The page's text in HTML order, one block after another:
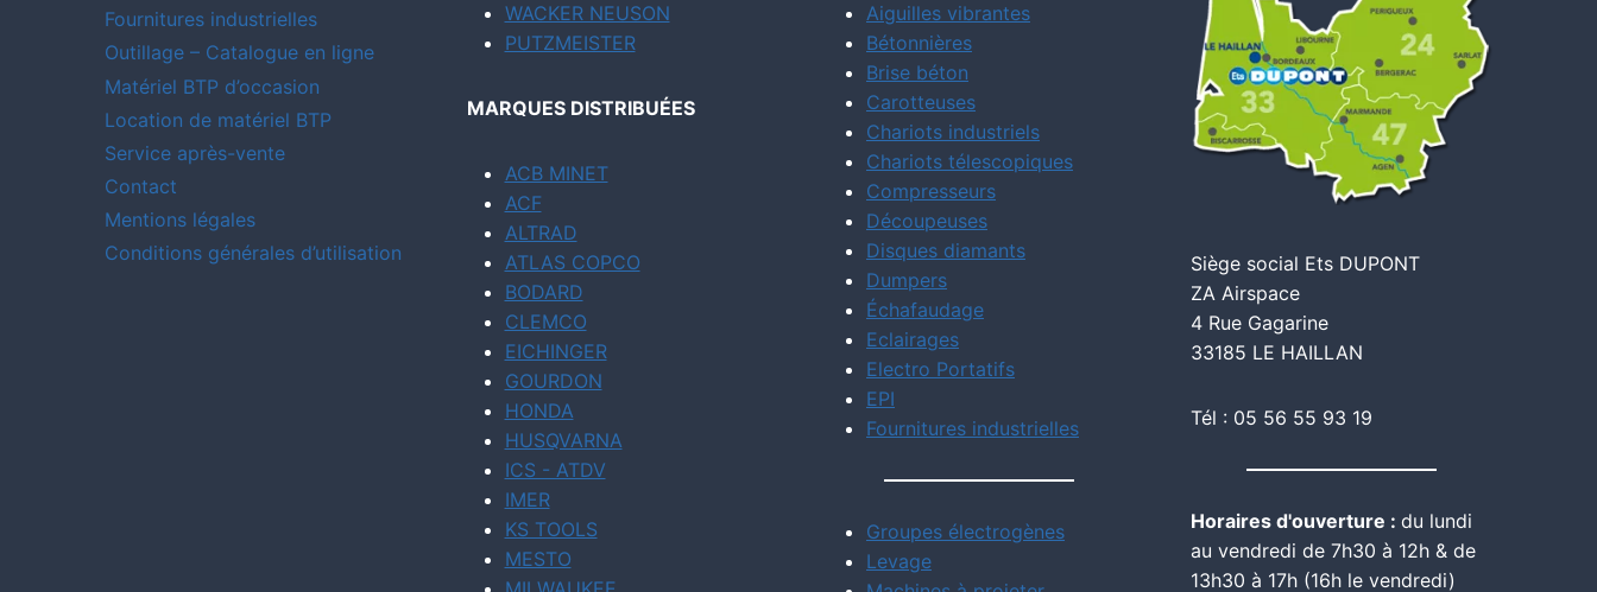
Fournitures industrielles
Outillage – Catalogue en ligne
Matériel BTP d’occasion
Location de matériel BTP
Service après-vente
Contact
Mentions légales
Conditions générales d’utilisation
WACKER NEUSON
PUTZMEISTER
MARQUES DISTRIBUÉES
ACB MINET
ACF
ALTRAD
ATLAS COPCO
BODARD
CLEMCO
EICHINGER
GOURDON
HONDA
HUSQVARNA
ICS - ATDV
IMER
KS TOOLS
MESTO
Aiguilles vibrantes
Bétonnières
Brise béton
Carotteuses
Chariots industriels
Chariots télescopiques
Compresseurs
Découpeuses
Disques diamants
Dumpers
Échafaudage
Eclairages
Electro Portatifs
EPI
Fournitures industrielles
Groupes électrogènes
Levage
Siège social Ets DUPONT
ZA Airspace
4 Rue Gagarine
33185 LE HAILLAN
Tél : 05 56 55 93 19
Horaires d'ouverture : du lundi
au vendredi de 7h30 à 12h & de
13h30 à 17h (16h le vendredi)